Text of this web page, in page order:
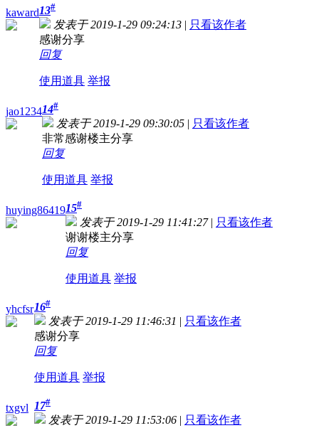
kaward13#
发表于 2019-1-29 09:24:13 | 只看该作者
感谢分享
回复
使用道具 举报
jao123414#
发表于 2019-1-29 09:30:05 | 只看该作者
非常感谢楼主分享
回复
使用道具 举报
huying8641915#
发表于 2019-1-29 11:41:27 | 只看该作者
谢谢楼主分享
回复
使用道具 举报
yhcfsr16#
发表于 2019-1-29 11:46:31 | 只看该作者
感谢分享
回复
使用道具 举报
txgvl 17#
发表于 2019-1-29 11:53:06 | 只看该作者